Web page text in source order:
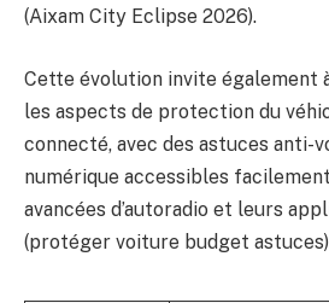
(Aixam City Eclipse 2026).
Cette évolution invite également
les aspects de protection du
connecté, avec des astuces anti-
numérique accessibles
avancées d’autoradio et leurs
(protéger voiture budget astuces